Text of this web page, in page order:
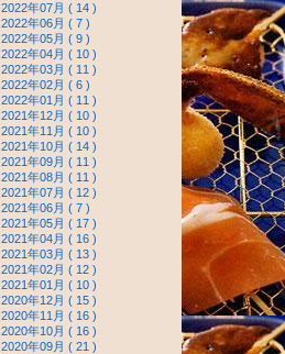
2022年07月 ( 14 )
2022年06月 ( 7 )
2022年05月 ( 9 )
2022年04月 ( 10 )
2022年03月 ( 11 )
2022年02月 ( 6 )
2022年01月 ( 11 )
2021年12月 ( 10 )
2021年11月 ( 10 )
2021年10月 ( 14 )
2021年09月 ( 11 )
2021年08月 ( 11 )
2021年07月 ( 12 )
2021年06月 ( 7 )
2021年05月 ( 17 )
2021年04月 ( 16 )
2021年03月 ( 13 )
2021年02月 ( 12 )
2021年01月 ( 10 )
2020年12月 ( 15 )
2020年11月 ( 16 )
2020年10月 ( 16 )
2020年09月 ( 21 )